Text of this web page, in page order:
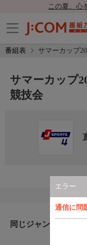
この夏、心
番組表 サマーカップ
エラー
通信に問
サマーカップ
競技会
同じジャンルのおす